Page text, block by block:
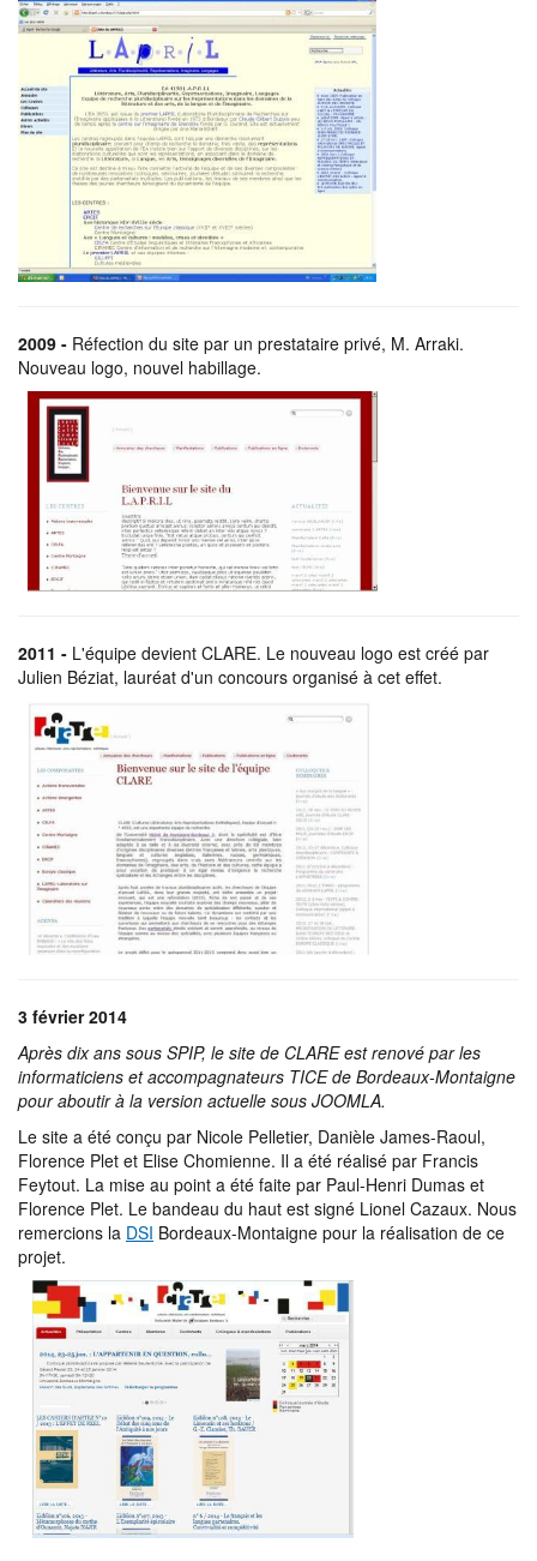
2009 - Réfection du site par un prestataire privé, M. Arraki.
Nouveau logo, nouvel habillage.
2011 - L'équipe devient CLARE. Le nouveau logo est créé par
Julien Béziat, lauréat d'un concours organisé à cet effet.
3 février 2014
Après dix ans sous SPIP, le site de CLARE est renové par les
informaticiens et accompagnateurs TICE de Bordeaux-Montaigne
pour aboutir à la version actuelle sous JOOMLA.
Le site a été conçu par Nicole Pelletier, Danièle James-Raoul,
Florence Plet et Elise Chomienne. Il a été réalisé par Francis
Feytout. La mise au point a été faite par Paul-Henri Dumas et
Florence Plet. Le bandeau du haut est signé Lionel Cazaux. Nous
remercions la DSI Bordeaux-Montaigne pour la réalisation de ce
projet.